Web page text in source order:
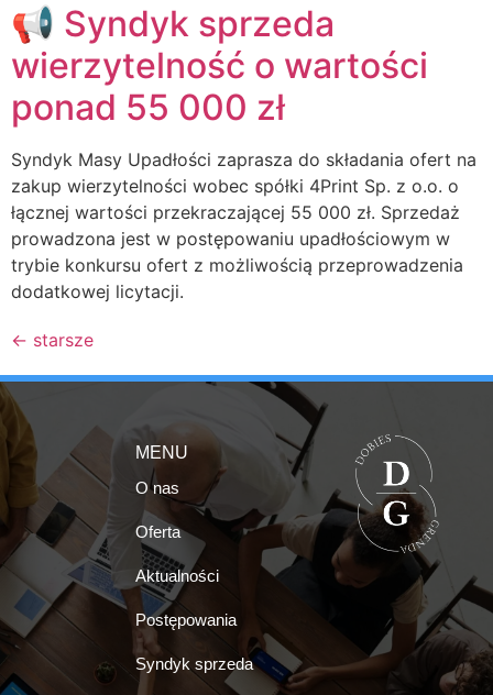
📢 Syndyk sprzeda
wierzytelność o wartości
ponad 55 000 zł
Syndyk Masy Upadłości zaprasza do składania ofert na
zakup wierzytelności wobec spółki 4Print Sp. z o.o. o
łącznej wartości przekraczającej 55 000 zł. Sprzedaż
prowadzona jest w postępowaniu upadłościowym w
trybie konkursu ofert z możliwością przeprowadzenia
dodatkowej licytacji.
← starsze
MENU
O nas
Oferta
Aktualności
Postępowania
Syndyk sprzeda